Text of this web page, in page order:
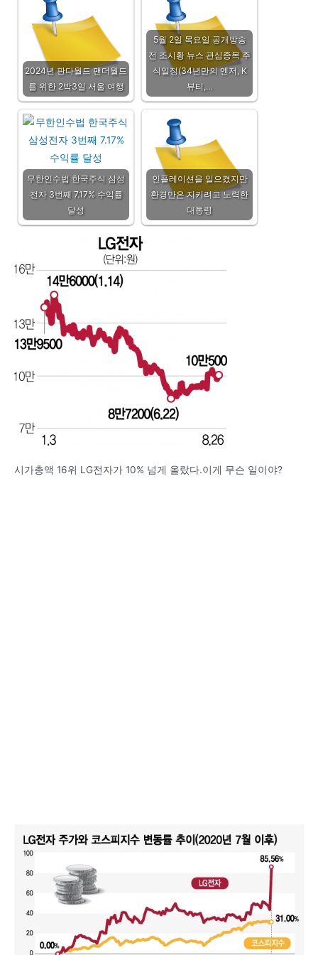
2024년 판다월드 팬더월드
를 위한 2박3일 서울 여행
5월 2일 목요일 공개방송
전 조시황 뉴스 관심종목 주
식일정(34년만의 엔저, K
뷰티,…
무한인수법 한국주식 삼성
전자 3번째 7.17% 수익률
달성
인플레이션을 일으켰지만
환경만은 지키려고 노력한
대통령
시가총액 16위 LG전자가 10% 넘게 올랐다.이게 무슨 일이야?